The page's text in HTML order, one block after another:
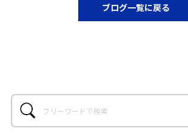
ブログ一覧に戻る